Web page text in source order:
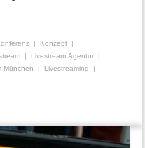
Konzept
Livestream Agentur
München
Livestreaming